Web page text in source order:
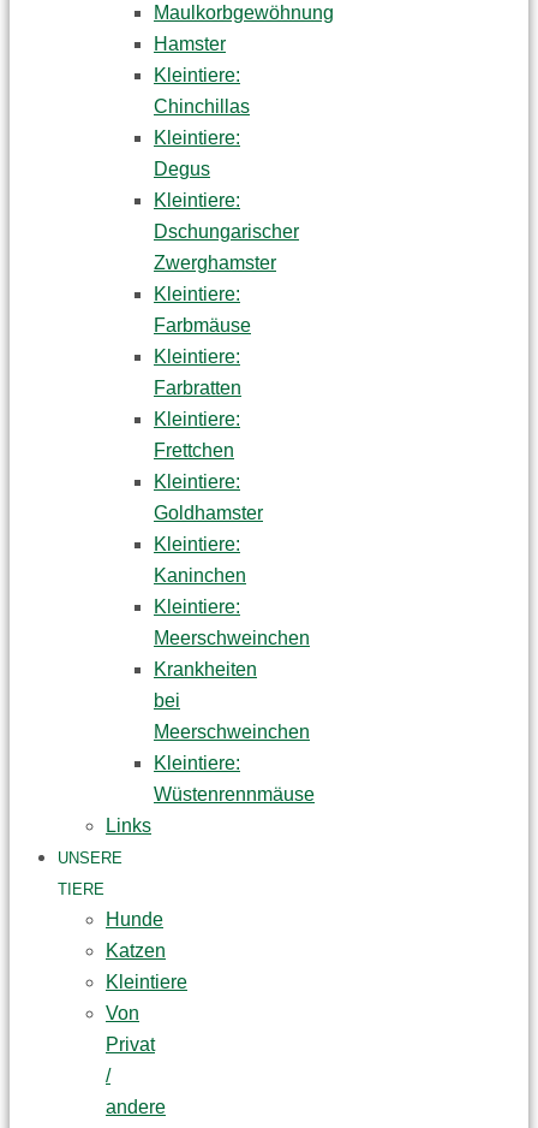
Maulkorbgewöhnung
Hamster
Kleintiere:
Chinchillas
Kleintiere:
Degus
Kleintiere:
Dschungarischer
Zwerghamster
Kleintiere:
Farbmäuse
Kleintiere:
Farbratten
Kleintiere:
Frettchen
Kleintiere:
Goldhamster
Kleintiere:
Kaninchen
Kleintiere:
Meerschweinchen
Krankheiten
bei
Meerschweinchen
Kleintiere:
Wüstenrennmäuse
Links
UNSERE
TIERE
Hunde
Katzen
Kleintiere
Von
Privat
/
andere